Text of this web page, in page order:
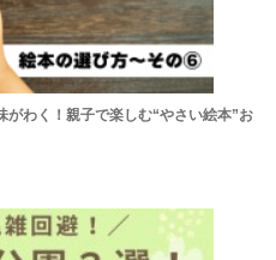
がわく！親子で楽しむ“やさい絵本”お